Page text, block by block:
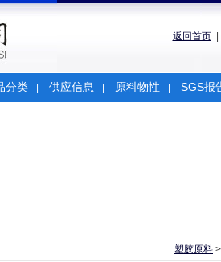
返回首页|
分类 供应信息 原料物性 SGS报
塑胶原料 >